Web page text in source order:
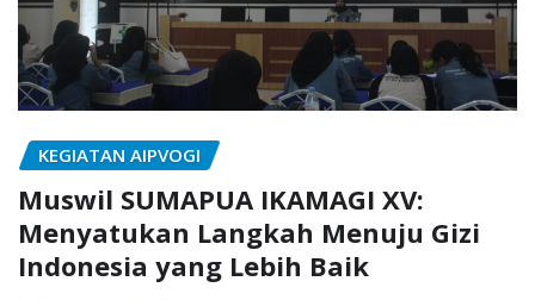
KEGIATAN AIPVOGI
Muswil SUMAPUA IKAMAGI XV:
Menyatukan Langkah Menuju Gizi
Indonesia yang Lebih Baik